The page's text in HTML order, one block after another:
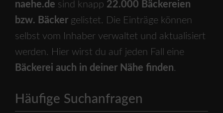
naehe.de sind knapp 22.000 Bäckereien
bzw. Bäcker gelistet. Die Einträge können
selbst vom Inhaber verwaltet und aktualisiert
werden. Hier wirst du auf jeden Fall eine
Bäckerei auch in deiner Nähe finden.
Häufige Suchanfragen